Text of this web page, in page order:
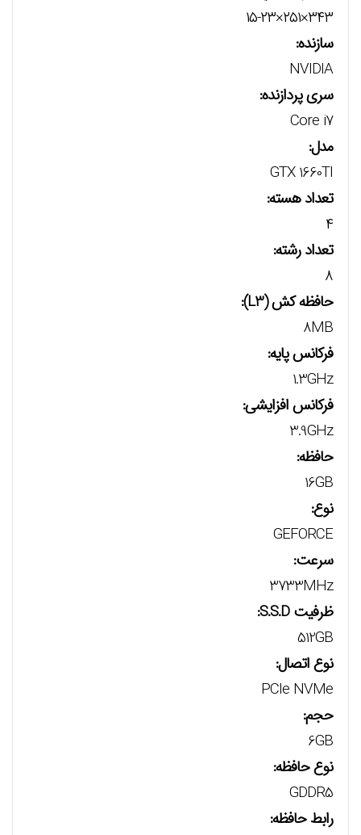
۳۴۳×۲۵۱×۱۵-۲۳
سازنده:
NVIDIA
سری پردازنده:
Core i7
مدل:
GTX 1660TI
تعداد هسته:
۴
تعداد رشته:
۸
حافظه کش (L3):
8MB
فرکانس پایه:
1.3GHz
فرکانس افزایشی:
3.9GHz
حافظه:
16GB
نوع:
GEFORCE
سرعت:
3733MHz
ظرفیت S.S.D:
512GB
نوع اتصال:
PCIe NVMe
حجم:
6GB
نوع حافظه:
GDDR5
رابط حافظه: